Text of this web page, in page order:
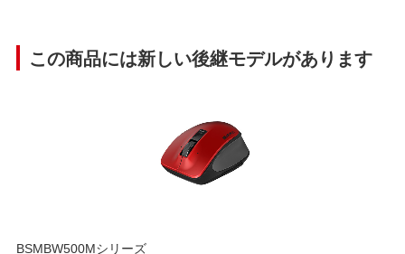
この商品には新しい後継モデルがあります
BSMBW500Mシリーズ